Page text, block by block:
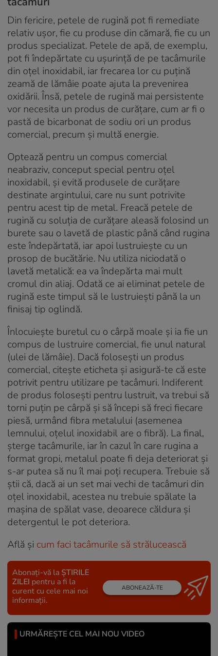
Din fericire, petele de rugină pot fi remediate
relativ ușor, fie cu produse din cămară, fie cu un
produs specializat. Petele de apă, de exemplu,
pot fi îndepărtate cu ușurință de pe tacâmurile
din oțel inoxidabil, iar frecarea lor cu puțină
zeamă de lămâie poate ajuta la prevenirea
oxidării. Însă, petele de rugină mai persistente
vor necesita un produs de curățare, cum ar fi o
pastă de bicarbonat de sodiu ori un produs
comercial, precum și multă energie.
Optează pentru un compus comercial
neabraziv, conceput special pentru oțel
inoxidabil, și evită produsele de curățare
destinate argintului, care nu sunt potrivite
pentru acest tip de metal. Freacă petele de
rugină cu soluția de curățare aleasă folosind un
burete sau o lavetă de plastic până când rugina
este îndepărtată, iar apoi lustruiește cu un
prosop de bucătărie. Nu utiliza niciodată o
lavetă metalică: ea va îndepărta mai mult
cromul din aliaj. Odată ce ai eliminat petele de
rugină este timpul să le lustruiești până la un
finisaj tip oglindă.
Înlocuiește buretul cu o cârpă moale și ia fie un
compus de lustruire comercial, fie unul natural
(ulei de lămâie). Dacă folosești un produs
comercial, citește eticheta și asigură-te că este
potrivit pentru utilizare pe tacâmuri. Indiferent
de produs folosești pentru lustruit, va trebui să
torni puțin pe cârpă și să începi să freci fiecare
piesă, urmând fibra metalului (asemenea
lemnului, oțelul inoxidabil are o fibră). La final,
șterge tacâmurile, iar în cazul în care rugina a
format gropi, metalul poate fi deja deteriorat și
s-ar putea să nu îl mai poți recupera. Trebuie să
știi că, dacă ai un set mai vechi de tacâmuri din
oțel inoxidabil, acestea nu trebuie spălate la
mașina de spălat vase, deoarece căldura și
detergentul le pot deteriora.
Află și cum faci tacâmurile să strălucească
Abonați-vă la ȘTIRILE
ZILEI pentru a fi la
curent cu cele mai noi
informații.
ABONEAZĂ-TE
URMĂREȘTE CEL MAI NOU VIDEO